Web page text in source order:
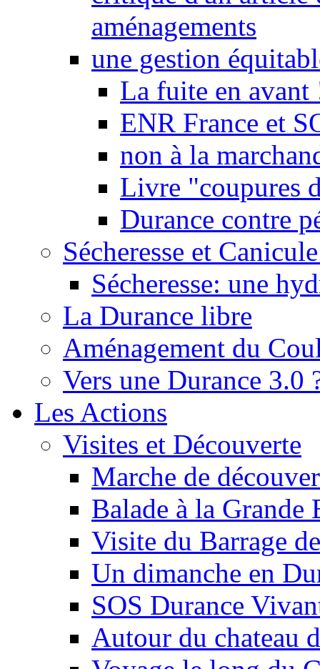
aménagements
une gestion
La fuite en avant
ENR France et
non à la
Livre "coupures
Durance contre
Sécheresse et
Sécheresse: une
La Durance libre
Aménagement du
Vers une Durance 3.0
Les Actions
Visites et Découverte
Marche de
Balade à la Grande
Visite du Barrage
Un dimanche en
SOS Durance
Autour du chateau